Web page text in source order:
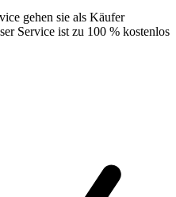
gehen sie als Käufer
Service ist zu 100 % kostenlos